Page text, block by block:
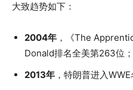
大致趋势如下：
2004年 ，《The
Donald排名全美第263位；
2013年 ，特朗普进入